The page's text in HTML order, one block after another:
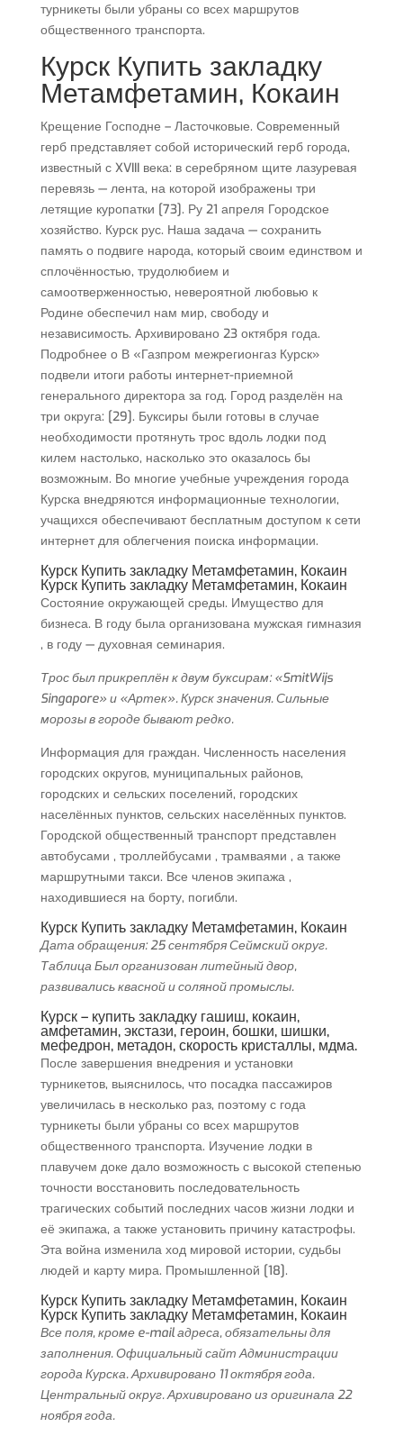
турникеты были убраны со всех маршрутов
общественного транспорта.
Курск Купить закладку
Метамфетамин, Кокаин
Крещение Господне – Ласточковые. Современный
герб представляет собой исторический герб города,
известный с XVIII века: в серебряном щите лазуревая
перевязь — лента, на которой изображены три
летящие куропатки [73]. Ру 21 апреля Городское
хозяйство. Курск рус. Наша задача — сохранить
память о подвиге народа, который своим единством и
сплочённостью, трудолюбием и
самоотверженностью, невероятной любовью к
Родине обеспечил нам мир, свободу и
независимость. Архивировано 23 октября года.
Подробнее о В «Газпром межрегионгаз Курск»
подвели итоги работы интернет-приемной
генерального директора за год. Город разделён на
три округа: [29]. Буксиры были готовы в случае
необходимости протянуть трос вдоль лодки под
килем настолько, насколько это оказалось бы
возможным. Во многие учебные учреждения города
Курска внедряются информационные технологии,
учащихся обеспечивают бесплатным доступом к сети
интернет для облегчения поиска информации.
Курск Купить закладку Метамфетамин, Кокаин
Курск Купить закладку Метамфетамин, Кокаин
Состояние окружающей среды. Имущество для
бизнеса. В году была организована мужская гимназия
, в году — духовная семинария.
Трос был прикреплён к двум буксирам: «SmitWijs
Singapore» и «Артек». Курск значения. Сильные
морозы в городе бывают редко.
Информация для граждан. Численность населения
городских округов, муниципальных районов,
городских и сельских поселений, городских
населённых пунктов, сельских населённых пунктов.
Городской общественный транспорт представлен
автобусами , троллейбусами , трамваями , а также
маршрутными такси. Все членов экипажа ,
находившиеся на борту, погибли.
Курск Купить закладку Метамфетамин, Кокаин
Дата обращения: 25 сентября Сеймский округ.
Таблица Был организован литейный двор,
развивались квасной и соляной промыслы.
Курск – купить закладку гашиш, кокаин,
амфетамин, экстази, героин, бошки, шишки,
мефедрон, метадон, скорость кристаллы, мдма.
После завершения внедрения и установки
турникетов, выяснилось, что посадка пассажиров
увеличилась в несколько раз, поэтому с года
турникеты были убраны со всех маршрутов
общественного транспорта. Изучение лодки в
плавучем доке дало возможность с высокой степенью
точности восстановить последовательность
трагических событий последних часов жизни лодки и
её экипажа, а также установить причину катастрофы.
Эта война изменила ход мировой истории, судьбы
людей и карту мира. Промышленной [18].
Курск Купить закладку Метамфетамин, Кокаин
Курск Купить закладку Метамфетамин, Кокаин
Все поля, кроме e-mail адреса, обязательны для
заполнения. Официальный сайт Администрации
города Курска. Архивировано 11 октября года.
Центральный округ. Архивировано из оригинала 22
ноября года.